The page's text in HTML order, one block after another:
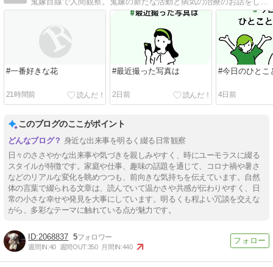
#一番好きな花
21時間前
#最近撮った写真は
2日前
#今日のひとこ
4日前
このブログのここがポイント
身近な出来事を明るく綴る日常観察
日々のささやかな出来事や気づきを親しみやすく、時にユーモラスに綴る
スタイルが特徴です。家庭や仕事、趣味の話題を通じて、コロナ禍や暑さ
などのリアルな変化を眺めつつも、前向きな気持ちを伝えています。自然
体の言葉で綴られる文章は、読んでいて温かさや共感が伝わりやすく、日
常の小さな幸せや発見を大事にしています。明るくも程よい冗談を交えな
がら、多彩なテーマに触れている点が魅力です。
2068837 5
週間IN:40 週間OUT:350 月間IN:440